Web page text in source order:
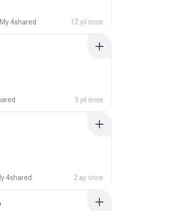
My 4shared 12 yıl önce
3 yıl önce
4shared 2 ay önce